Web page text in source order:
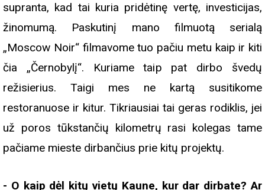
supranta, kad tai kuria pridėtinę vertę, investicijas,
žinomumą. Paskutinį mano filmuotą serialą
„Moscow Noir“ filmavome tuo pačiu metu kaip ir kiti
čia „Černobylį“. Kuriame taip pat dirbo švedų
režisierius. Taigi mes ne kartą susitikome
restoranuose ir kitur. Tikriausiai tai geras rodiklis, jei
už poros tūkstančių kilometrų rasi kolegas tame
pačiame mieste dirbančius prie kitų projektų.
- O kaip dėl kitų vietų Kaune, kur dar dirbate? Ar